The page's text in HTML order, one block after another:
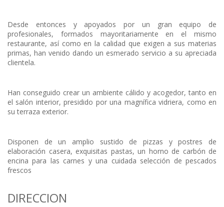
Desde entonces y apoyados por un gran equipo de
profesionales, formados mayoritariamente en el mismo
restaurante, así como en la calidad que exigen a sus materias
primas, han venido dando un esmerado servicio a su apreciada
clientela.
Han conseguido crear un ambiente cálido y acogedor, tanto en
el salón interior, presidido por una magnífica vidriera, como en
su terraza exterior.
Disponen de un amplio sustido de pizzas y postres de
elaboración casera, exquisitas pastas, un horno de carbón de
encina para las carnes y una cuidada selección de pescados
frescos
DIRECCION